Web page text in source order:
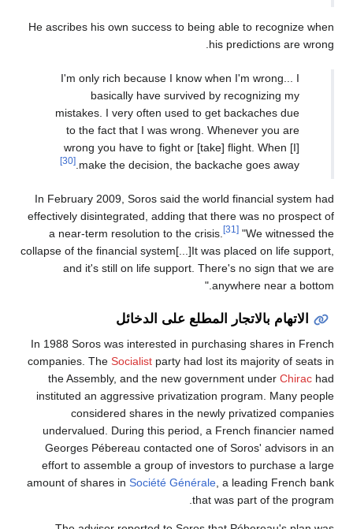
He ascribes his own success to being able to recognize when
his predictions are wrong.
I'm only rich because I know when I'm wrong... I
basically have survived by recognizing my
mistakes. I very often used to get backaches due
to the fact that I was wrong. Whenever you are
wrong you have to fight or [take] flight. When [I]
make the decision, the backache goes away.
[30]
In February 2009, Soros said the world financial system had
effectively disintegrated, adding that there was no prospect of
a near-term resolution to the crisis.
[31] "We witnessed the
collapse of the financial system[...]It was placed on life support,
and it's still on life support. There's no sign that we are
anywhere near a bottom."
الاتهام بالاتجار المطلع على الدخائل
In 1988 Soros was interested in purchasing shares in French
companies. The Socialist party had lost its majority of seats in
the Assembly, and the new government under Chirac had
instituted an aggressive privatization program. Many people
considered shares in the newly privatized companies
undervalued. During this period, a French financier named
Georges Pébereau contacted one of Soros' advisors in an
effort to assemble a group of investors to purchase a large
amount of shares in Société Générale, a leading French bank
that was part of the program.